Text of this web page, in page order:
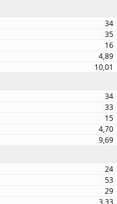
34
35
16
4,89
10,01
34
33
15
4,70
9,69
24
53
29
3,33